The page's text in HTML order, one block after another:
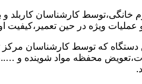
کارشناسان کاربلد و
ویژه در حین تعمیر،کیفیت
دستگاه که توسط کارشناسان
محفظه مواد شوینده و